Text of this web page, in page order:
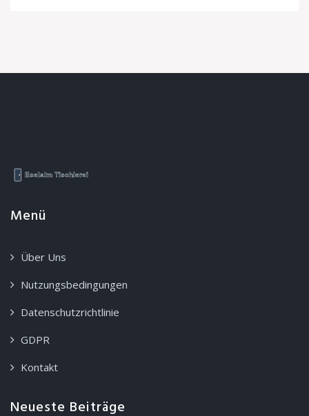
Menü
Über Uns
Nutzungsbedingungen
Datenschutzrichtlinie
GDPR
Kontakt
Neueste Beiträge